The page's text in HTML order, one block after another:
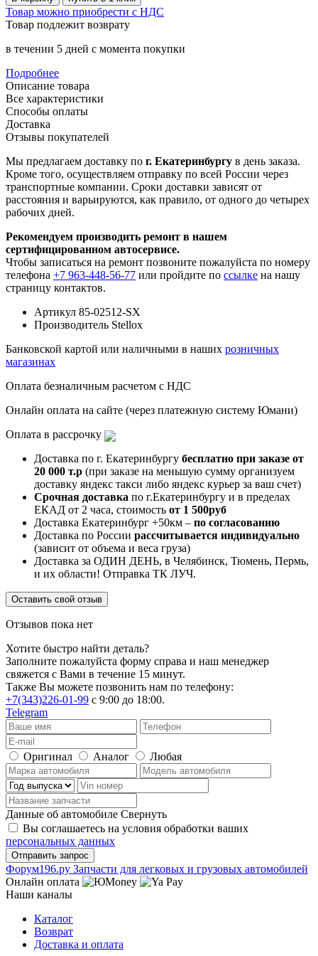
Товар можно приобрести с НДС
Товар подлежит возврату
в течении 5 дней с момента покупки
Подробнее
Описание товара
Все характеристики
Способы оплаты
Доставка
Отзывы покупателей
Мы предлагаем доставку по г. Екатеринбургу в день заказа.
Кроме того, осуществляем отправку по всей России через
транспортные компании. Сроки доставки зависят от
расстояния и варьируются, как правило, от одного до четырех
рабочих дней.
Рекомендуем производить ремонт в нашем
сертифицированном автосервисе.
Чтобы записаться на ремонт позвоните пожалуйста по номеру
телефона +7 963-448-56-77 или пройдите по ссылке на нашу
страницу контактов.
Артикул 85-02512-SX
Производитель Stellox
Банковской картой или наличными в наших розничных
магазинах
Оплата безналичным расчетом с НДС
Онлайн оплата на сайте (через платежную систему Юмани)
Оплата в рассрочку
Доставка по г. Екатеринбургу бесплатно при заказе от
20 000 т.р (при заказе на меньшую сумму организуем
доставку яндекс такси либо яндекс курьер за ваш счет)
Срочная доставка по г.Екатеринбургу и в пределах
ЕКАД от 2 часа, стоимость от 1 500руб
Доставка Екатеринбург +50км – по согласованию
Доставка по России рассчитывается индивидуально
(зависит от объема и веса груза)
Доставка за ОДИН ДЕНЬ, в Челябинск, Тюмень, Пермь,
и их области! Отправка ТК ЛУЧ.
Оставить свой отзыв
Отзывов пока нет
Хотите быстро найти деталь?
Заполните пожалуйста форму справа и наш менеджер
свяжется с Вами в течение 15 минут.
Также Вы можете позвонить нам по телефону:
+7(343)226-01-99 с 9:00 до 18:00.
Telegram
Оригинал Аналог Любая
Данные об автомобиле Свернуть
Вы соглашаетесь на условия обработки ваших
персональных данных
Фoрум196.ру Запчасти для легковых и грузовых автомобилей
Онлайн оплата
Наши каналы
Каталог
Возврат
Доставка и оплата